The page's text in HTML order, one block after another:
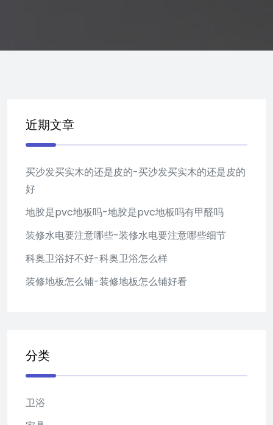
近期文章
买沙发买实木的还是皮的-买沙发买实木的还是皮的
好
地胶是pvc地板吗-地胶是pvc地板吗有甲醛吗
装修水电要注意哪些-装修水电要注意哪些细节
科奥卫浴好不好-科奥卫浴怎么样
装修地板怎么铺-装修地板怎么铺好看
分类
卫浴